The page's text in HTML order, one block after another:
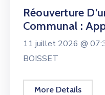
Réouverture
Communal :
11 juillet 2026 @
BOISSET
More Details